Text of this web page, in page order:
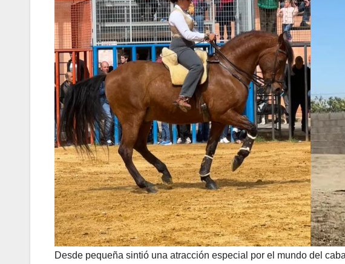
Desde pequeña sintió una atracción especial por el mundo del